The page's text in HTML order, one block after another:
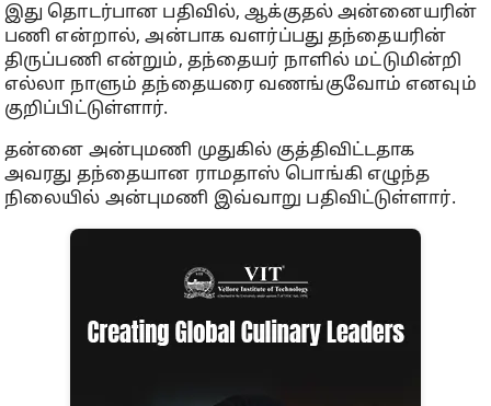
இது தொடர்பான பதிவில், ஆக்குதல் அன்னையரின்
பணி என்றால், அன்பாக வளர்ப்பது தந்தையரின்
திருப்பணி என்றும், தந்தையர் நாளில் மட்டுமின்றி
எல்லா நாளும் தந்தையரை வணங்குவோம் எனவும்
குறிப்பிட்டுள்ளார்.
தன்னை அன்புமணி முதுகில் குத்திவிட்டதாக
அவரது தந்தையான ராமதாஸ் பொங்கி எழுந்த
நிலையில் அன்புமணி இவ்வாறு பதிவிட்டுள்ளார்.